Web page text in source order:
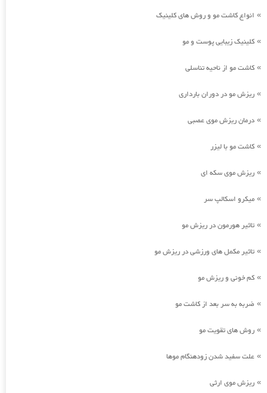
» انواع کاشت مو و روش های کلینیک
» کلینیک زیبایی پوست و مو
» کاشت مو از ناحیه تناسلی
» ریزش مو در دوران بارداری
» درمان ریزش موی عصبی
» کاشت مو با لیزر
» ریزش موی سکه ای
» میکرو اسکالپ سر
» تاثیر هورمون در ریزش مو
» تاثیر مکمل های ورزشی در ریزش مو
» کم خونی و ریزش مو
» ضربه به سر بعد از کاشت مو
» روش های تقویت مو
» علت سفید شدن زودهنگام موها
» ریزش موی ارثی